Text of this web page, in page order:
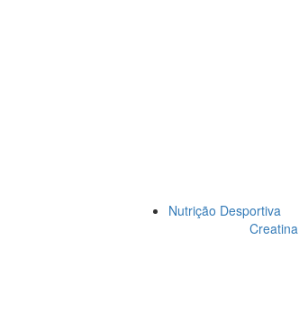
Nutrição Desportiva
Creatina